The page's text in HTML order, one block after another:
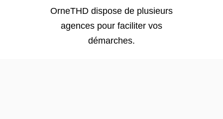
OrneTHD dispose de plusieurs
agences pour faciliter vos
démarches.